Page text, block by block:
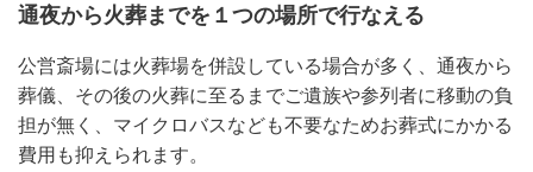
通夜から火葬までを１つの場所で行なえる
公営斎場には火葬場を併設している場合が多く、通夜から
葬儀、その後の火葬に至るまでご遺族や参列者に移動の負
担が無く、マイクロバスなども不要なためお葬式にかかる
費用も抑えられます。